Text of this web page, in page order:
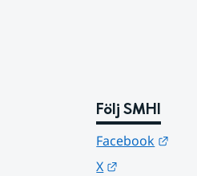
Följ SMHI
Facebook
X